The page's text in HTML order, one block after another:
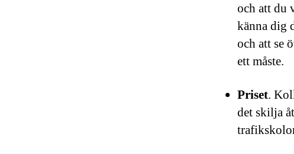
och att du
känna dig
och att se
ett måste.
Priset.
det skilja